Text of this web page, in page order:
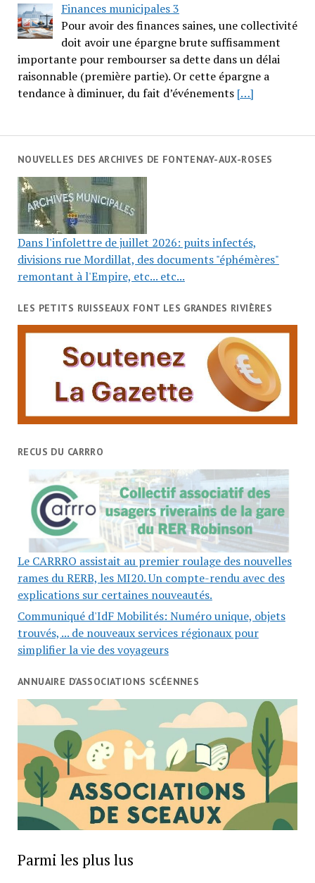
Finances municipales 3
Pour avoir des finances saines, une collectivité
doit avoir une épargne brute suffisamment
importante pour rembourser sa dette dans un délai
raisonnable (première partie). Or cette épargne a
tendance à diminuer, du fait d’événements […]
NOUVELLES DES ARCHIVES DE FONTENAY-AUX-ROSES
Dans l'infolettre de juillet 2026: puits infectés,
divisions rue Mordillat, des documents "éphémères"
remontant à l'Empire, etc... etc...
LES PETITS RUISSEAUX FONT LES GRANDES RIVIÈRES
RECUS DU CARRRO
Le CARRRO assistait au premier roulage des nouvelles
rames du RERB, les MI20. Un compte-rendu avec des
explications sur certaines nouveautés.
Communiqué d'IdF Mobilités: Numéro unique, objets
trouvés, ... de nouveaux services régionaux pour
simplifier la vie des voyageurs
ANNUAIRE D’ASSOCIATIONS SCÉENNES
Parmi les plus lus